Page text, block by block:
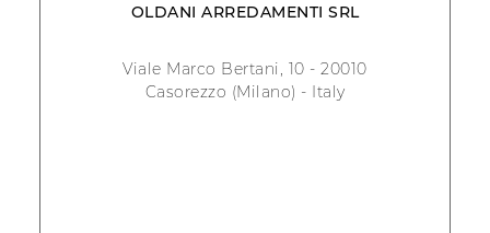
OLDANI ARREDAMENTI SRL
Viale Marco Bertani, 10 - 20010
Casorezzo (Milano) - Italy